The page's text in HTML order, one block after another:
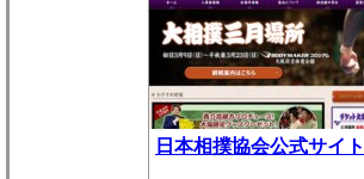
日本相撲協会公式サイト